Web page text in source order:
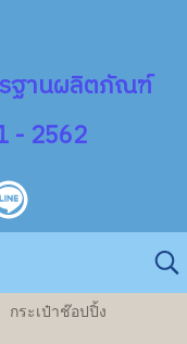
ฐานผลิตภัณฑ์
- 2562
กระเป๋าช๊อปปิ้ง